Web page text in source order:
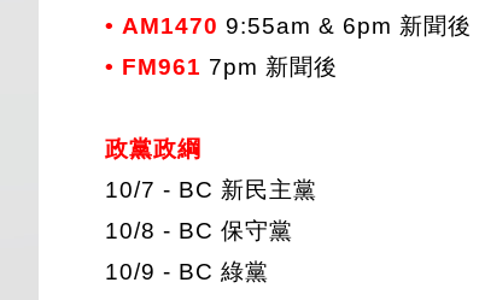
• AM1470 9:55am & 6pm 新聞後
• FM961 7pm 新聞後
政黨政綱
10/7 - BC 新民主黨
10/8 - BC 保守黨
10/9 - BC 綠黨